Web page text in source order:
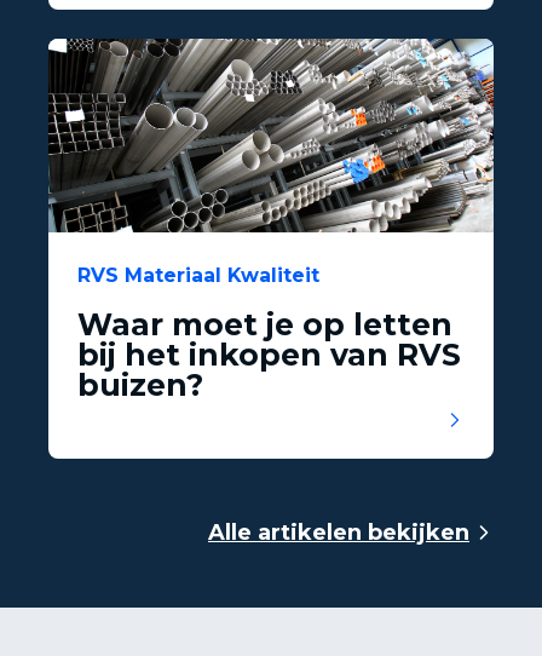
RVS Materiaal Kwaliteit
Waar moet je op letten
bij het inkopen van RVS
buizen?
Alle artikelen bekijken